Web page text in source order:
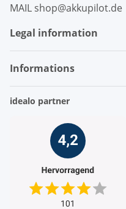
MAIL shop@akkupilot.de
Legal information
Informations
idealo partner